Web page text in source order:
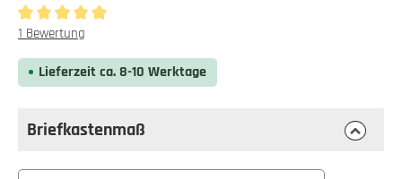
Durchschnittliche Bewertung von 5 von 5 Sternen
1 Bewertung
Lieferzeit ca. 8-10 Werktage
Briefkastenmaß
Briefkastenmaßauswählen